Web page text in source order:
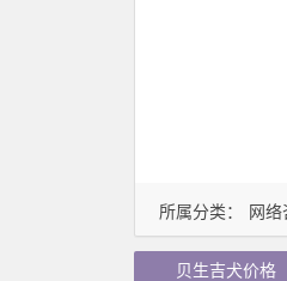
所属分类： 网络
贝生吉犬价格